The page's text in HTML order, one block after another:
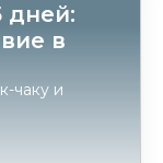
дней:
в
чаку и